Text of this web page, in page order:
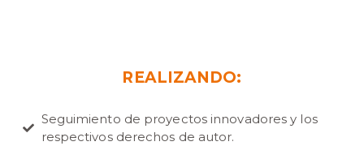
REALIZANDO:
Seguimiento de proyectos innovadores y los
respectivos derechos de autor.